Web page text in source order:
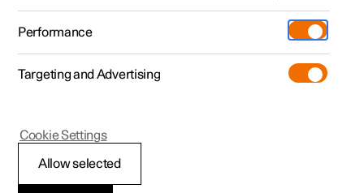
Pre-owned
Shop
Meer
Testrit
Aanbiedingen voor
Testrit
Aanbiedingen voor
Polestar 4 coupé
Ontdek Polestar 4
Testrit
Bekijk onze stockwagens
Aanbiedingen voor
Ontdek Polestar 5
Over pre-owned
Pre-owned aanbiedingen
Configureer
Pre-owned
Testrit
Additionals
(Opent in een nieuw venster)
Experiences
Ontmoet ons
Servicepunten
Opladen
Support
Polestar 1
Automatische
Performance
Targeting and Advertising
Allow selected
Cookie Settings